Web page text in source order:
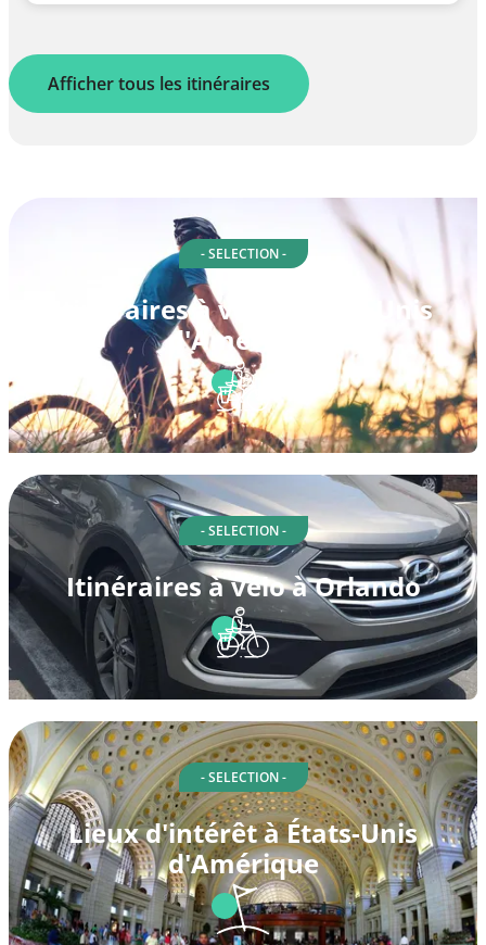
Afficher tous les itinéraires
- SELECTION -
Itinéraires à vélo à États-Unis
d'Amérique
- SELECTION -
Itinéraires à vélo à Orlando
- SELECTION -
Lieux d'intérêt à États-Unis
d'Amérique